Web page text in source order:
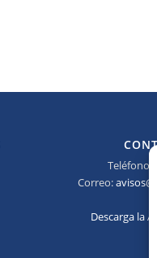
Teléfono:
Correo:
Descarga la